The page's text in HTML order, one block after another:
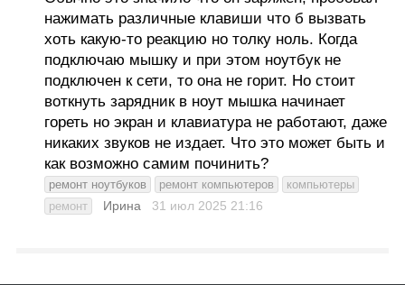
нажимать различные клавиши что б вызвать
хоть какую-то реакцию но толку ноль. Когда
подключаю мышку и при этом ноутбук не
подключен к сети, то она не горит. Но стоит
воткнуть зарядник в ноут мышка начинает
гореть но экран и клавиатура не работают, даже
никаких звуков не издает. Что это может быть и
как возможно самим починить?
ремонт ноутбуков ремонт компьютеров
компьютеры
ремонт
Ирина 31 июл 2025 21:16